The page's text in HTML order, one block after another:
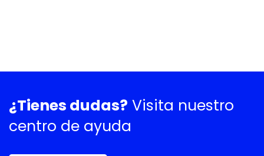
¿Tienes dudas? Visita nuestro
centro de ayuda